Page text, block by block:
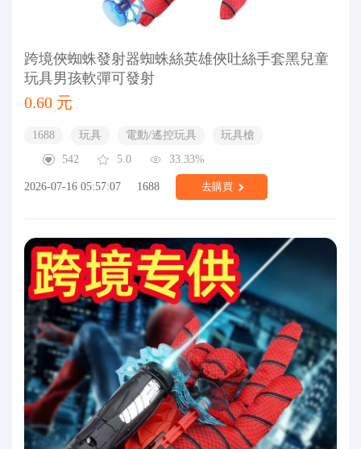
跨境俠蜘蛛發射器蜘蛛絲英雄俠吐絲手套黑兒童
玩具男孩軟彈可發射
0.60 元
1688 玩具 電動/遙控玩具
玩具槍
542
5.0 33.33%
2026-07-16 05:57:07 1688 去購買